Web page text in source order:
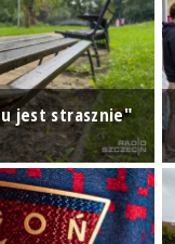
jest strasznie"